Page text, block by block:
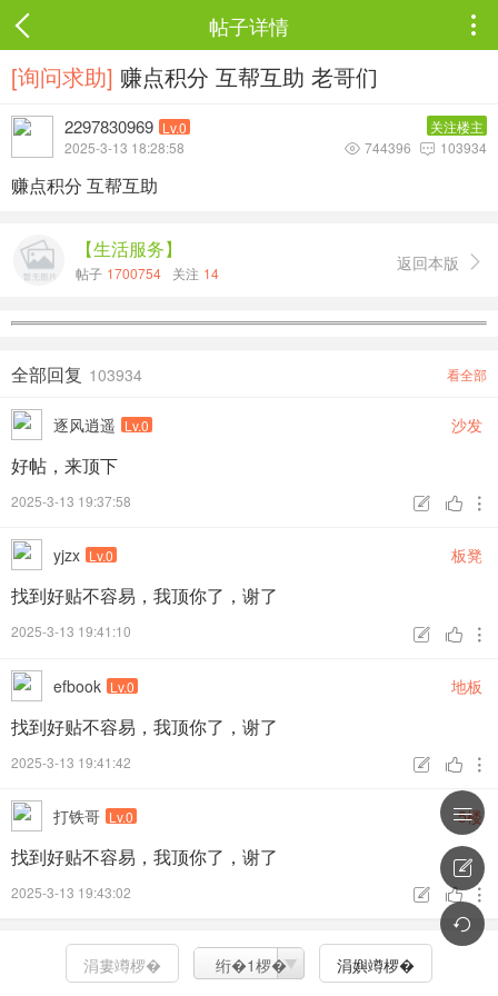
帖子详情 
[询问求助] 赚点积分 互帮互助 老哥们
2297830969 Lv.0
关注楼主
2025-3-13 18:28:58
 103934
 744396
赚点积分 互帮互助
【生活服务】
帖子 1700754 关注 14 返回本版 
全部回复 103934 看全部
逐风逍遥 Lv.0 沙发
好帖，来顶下
2025-3-13 19:37:58  

yjzx Lv.0 板凳
找到好贴不容易，我顶你了，谢了
2025-3-13 19:41:10  

efbook Lv.0 地板
找到好贴不容易，我顶你了，谢了
2025-3-13 19:41:42  

打铁哥 Lv.0 5楼
找到好贴不容易，我顶你了，谢了
2025-3-13 19:43:02  

涓婁竴椤� 绗�1椤� 涓嬩竴椤�


